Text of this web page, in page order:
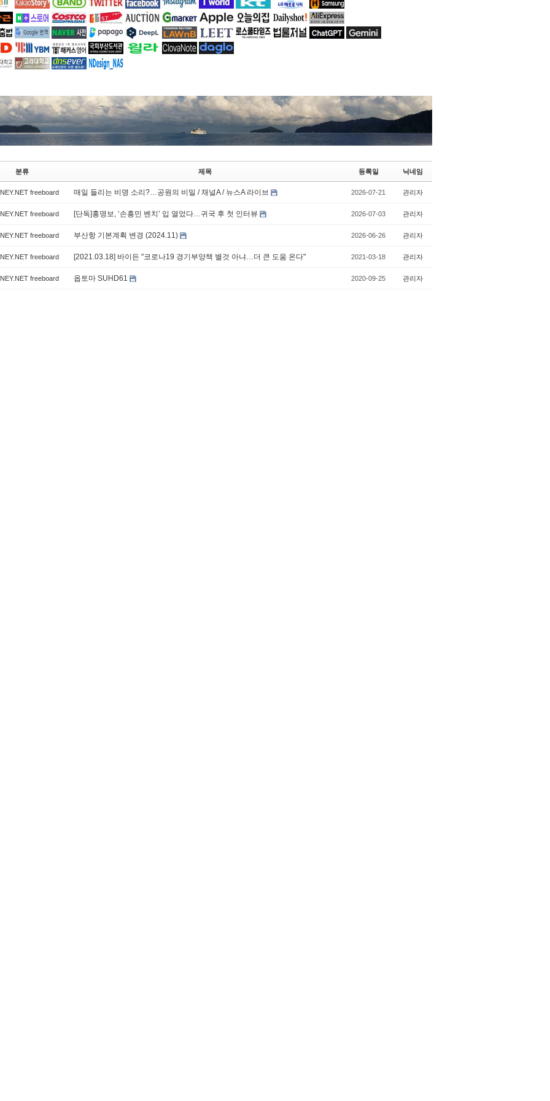
분류 제목 등록일 닉네임
freeboard 매일 들리는 비명 소리?…공원의 비밀 / 채널A / 뉴스A 라이브 2026-07-21 관리자
freeboard [단독]홍명보, ‘손흥민 벤치’ 입 열었다…귀국 후 첫 인터뷰 2026-07-03 관리자
freeboard 부산항 기본계획 변경 (2024.11) 2026-06-26 관리자
freeboard [2021.03.18] 바이든 "코로나19 경기부양책 별것 아냐…더 큰 도움 온다" 2021-03-18 관리자
freeboard 옵토마 SUHD61 2020-09-25 관리자